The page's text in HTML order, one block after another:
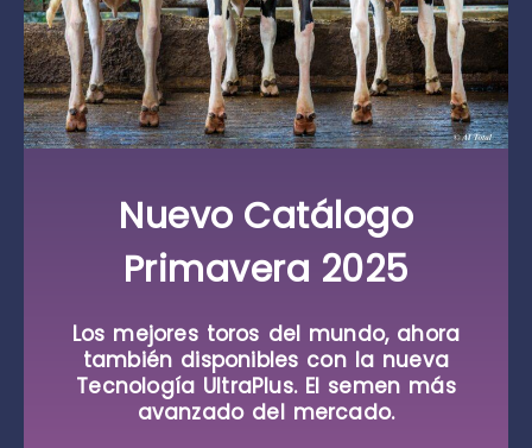
Nuevo Catálogo
Primavera 2025
Los mejores toros del mundo, ahora
también disponibles con la nueva
Tecnología UltraPlus. El semen más
avanzado del mercado.